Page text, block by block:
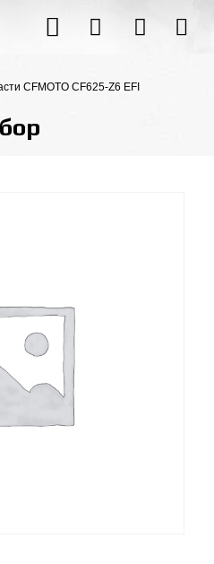
CFMOTO CF625-Z6 EFI